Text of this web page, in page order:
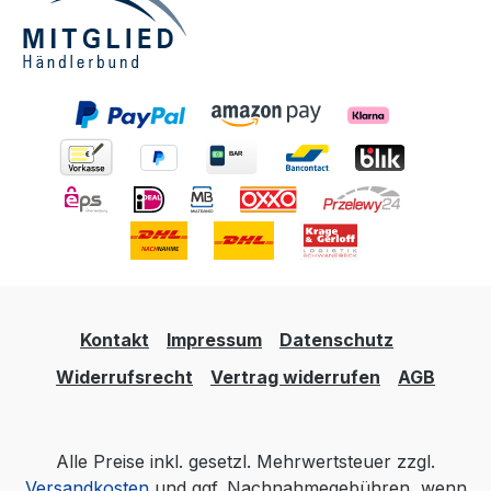
gewährleistet.
Kontakt Impressum
Datenschutz
Widerrufsrecht
Vertrag widerrufen AGB
Alle Preise inkl. gesetzl. Mehrwertsteuer zzgl.